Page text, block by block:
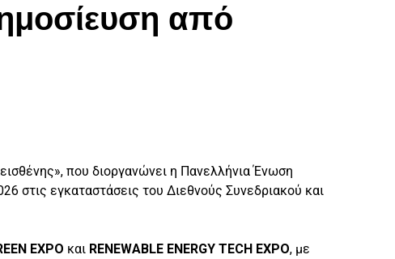
από
που διοργανώνει η Πανελλήνια Ένωση
στις εγκαταστάσεις του Διεθνούς Συνεδριακού και
EXPO και RENEWABLE ENERGY TECH EXPO, με